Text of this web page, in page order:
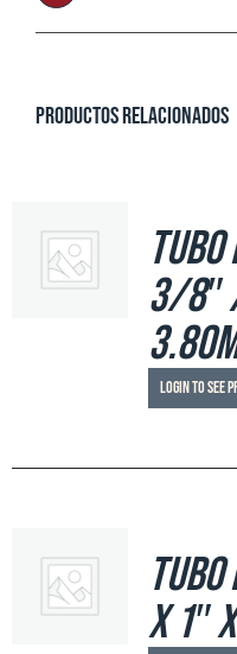
Productos relacionados
Tubo
3/8″
Login to see
x 1″